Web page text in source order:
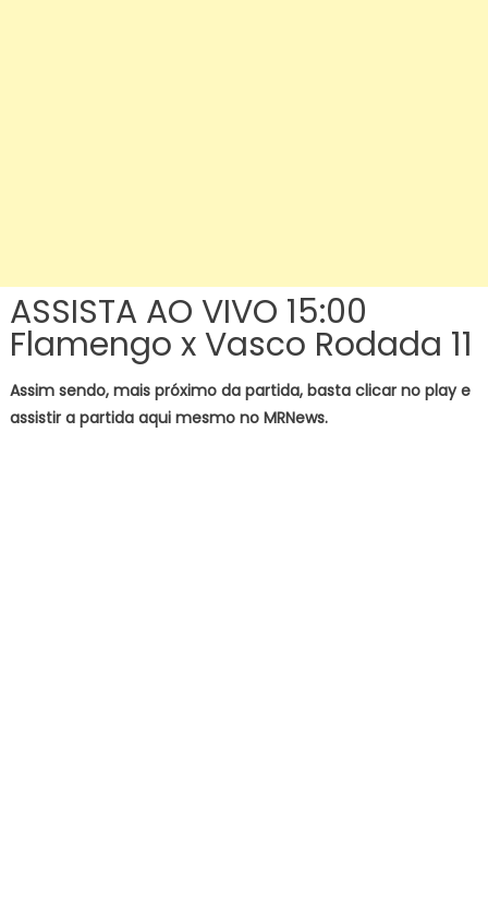
ASSISTA AO VIVO 15:00
Flamengo x Vasco Rodada 11
Assim sendo, mais próximo da partida, basta clicar no play e
assistir a partida aqui mesmo no MRNews.